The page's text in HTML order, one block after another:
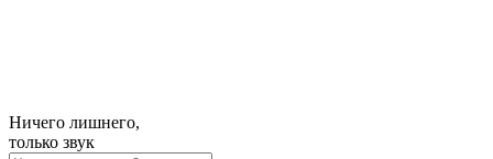
Ничего лишнего,
только звук